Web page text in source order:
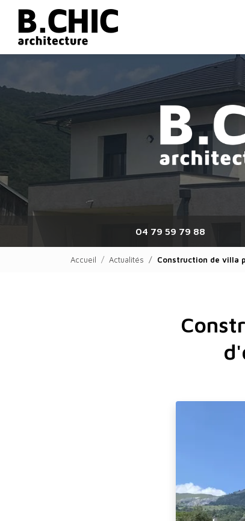
Aller
contenu
principal
04 79 59 79 88
Accueil Actualités Construction de villa